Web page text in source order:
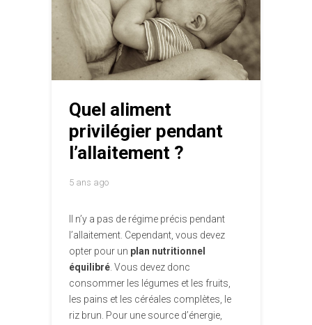
Quel aliment
privilégier pendant
l’allaitement ?
5 ans ago
Il n’y a pas de régime précis pendant
l’allaitement. Cependant, vous devez
opter pour un plan nutritionnel
équilibré. Vous devez donc
consommer les légumes et les fruits,
les pains et les céréales complètes, le
riz brun. Pour une source d’énergie,